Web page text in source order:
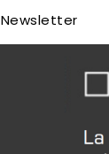
Newsletter